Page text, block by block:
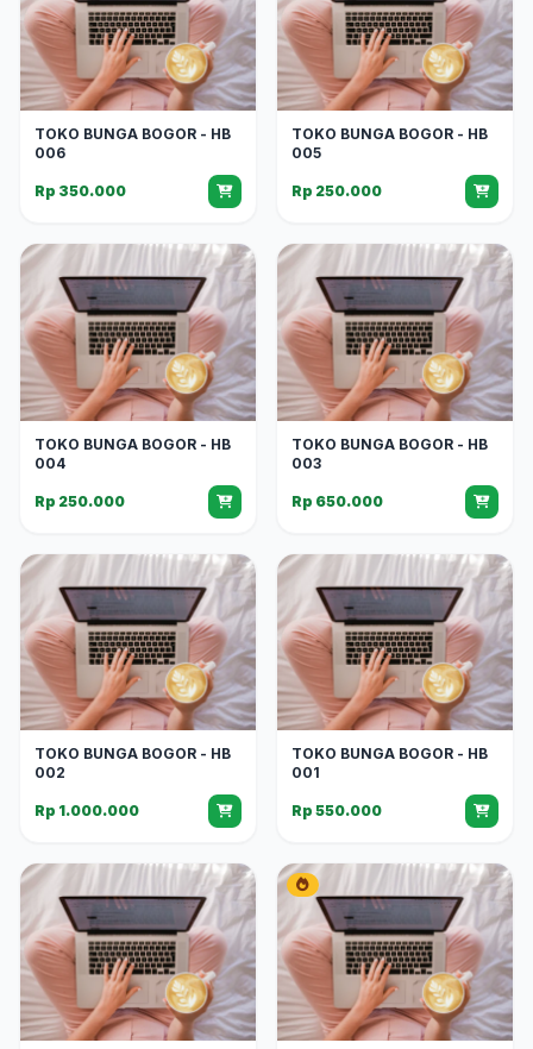
TOKO BUNGA BOGOR - HB
006
Rp 350.000
TOKO BUNGA BOGOR - HB
005
Rp 250.000
TOKO BUNGA BOGOR - HB
004
Rp 250.000
TOKO BUNGA BOGOR - HB
003
Rp 650.000
TOKO BUNGA BOGOR - HB
002
Rp 1.000.000
TOKO BUNGA BOGOR - HB
001
Rp 550.000